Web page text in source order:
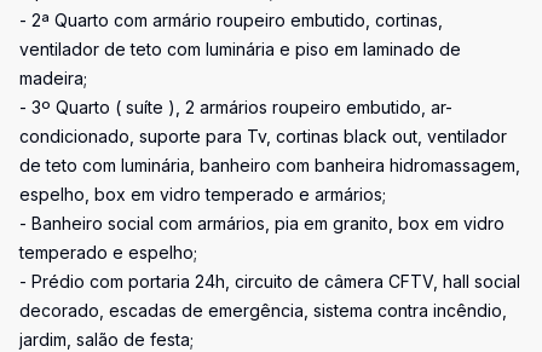
- 2ª Quarto com armário roupeiro embutido, cortinas,
ventilador de teto com luminária e piso em laminado de
madeira;
- 3º Quarto ( suíte ), 2 armários roupeiro embutido, ar-
condicionado, suporte para Tv, cortinas black out, ventilador
de teto com luminária, banheiro com banheira hidromassagem,
espelho, box em vidro temperado e armários;
- Banheiro social com armários, pia em granito, box em vidro
temperado e espelho;
- Prédio com portaria 24h, circuito de câmera CFTV, hall social
decorado, escadas de emergência, sistema contra incêndio,
jardim, salão de festa;